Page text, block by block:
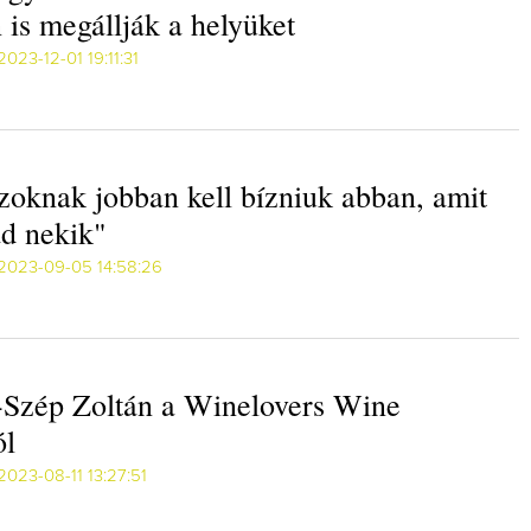
megállják a helyüket
12-01 19:11:31
jobban kell bízniuk abban, amit
nekik"
09-05 14:58:26
Zoltán a Winelovers Wine
08-11 13:27:51